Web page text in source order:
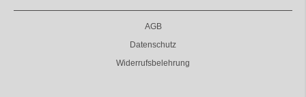
AGB
Datenschutz
Widerrufsbelehrung